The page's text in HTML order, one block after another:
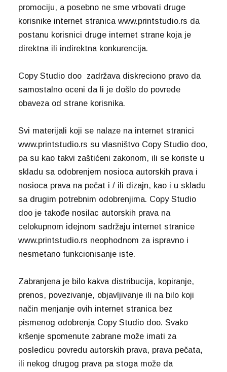
promociju, a posebno ne sme vrbovati druge
korisnike internet stranica www.printstudio.rs da
postanu korisnici druge internet strane koja je
direktna ili indirektna konkurencija.
Copy Studio doo zadržava diskreciono pravo da
samostalno oceni da li je došlo do povrede
obaveza od strane korisnika.
Svi materijali koji se nalaze na internet stranici
www.printstudio.rs su vlasništvo Copy Studio doo,
pa su kao takvi zaštićeni zakonom, ili se koriste u
skladu sa odobrenjem nosioca autorskih prava i
nosioca prava na pečat i / ili dizajn, kao i u skladu
sa drugim potrebnim odobrenjima. Copy Studio
doo je takođe nosilac autorskih prava na
celokupnom idejnom sadržaju internet stranice
www.printstudio.rs neophodnom za ispravno i
nesmetano funkcionisanje iste.
Zabranjena je bilo kakva distribucija, kopiranje,
prenos, povezivanje, objavljivanje ili na bilo koji
način menjanje ovih internet stranica bez
pismenog odobrenja Copy Studio doo. Svako
kršenje spomenute zabrane može imati za
posledicu povredu autorskih prava, prava pečata,
ili nekog drugog prava pa stoga može da